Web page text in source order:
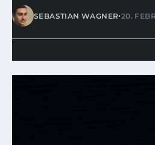
SEBASTIAN WAGNER•20.